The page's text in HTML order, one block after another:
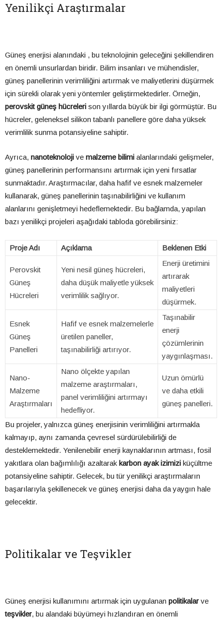
Yenilikçi Araştırmalar
Güneş enerjisi alanındaki , bu teknolojinin geleceğini şekillendiren
en önemli unsurlardan biridir. Bilim insanları ve mühendisler,
güneş panellerinin verimliliğini artırmak ve maliyetlerini düşürmek
için sürekli olarak yeni yöntemler geliştirmektedirler. Örneğin,
perovskit güneş hücreleri son yıllarda büyük bir ilgi görmüştür. Bu
hücreler, geleneksel silikon tabanlı panellere göre daha yüksek
verimlilik sunma potansiyeline sahiptir.
Ayrıca, nanoteknoloji ve malzeme bilimi alanlarındaki gelişmeler,
güneş panellerinin performansını artırmak için yeni fırsatlar
sunmaktadır. Araştırmacılar, daha hafif ve esnek malzemeler
kullanarak, güneş panellerinin taşınabilirliğini ve kullanım
alanlarını genişletmeyi hedeflemektedir. Bu bağlamda, yapılan
bazı yenilikçi projeleri aşağıdaki tabloda görebilirsiniz:
Proje Adı Açıklama Beklenen Etki
Perovskit
Güneş
Hücreleri
Yeni nesil güneş hücreleri,
daha düşük maliyetle yüksek
verimlilik sağlıyor.
Enerji üretimini
artırarak
maliyetleri
düşürmek.
Esnek
Güneş
Panelleri
Hafif ve esnek malzemelerle
üretilen paneller,
taşınabilirliği artırıyor.
Taşınabilir
enerji
çözümlerinin
yaygınlaşması.
Nano-
Malzeme
Araştırmaları
Nano ölçekte yapılan
malzeme araştırmaları,
panel verimliliğini artırmayı
hedefliyor.
Uzun ömürlü
ve daha etkili
güneş panelleri.
Bu projeler, yalnızca güneş enerjisinin verimliliğini artırmakla
kalmayıp, aynı zamanda çevresel sürdürülebilirliği de
desteklemektedir. Yenilenebilir enerji kaynaklarının artması, fosil
yakıtlara olan bağımlılığı azaltarak karbon ayak izimizi küçültme
potansiyeline sahiptir. Gelecek, bu tür yenilikçi araştırmaların
başarılarıyla şekillenecek ve güneş enerjisi daha da yaygın hale
gelecektir.
Politikalar ve Teşvikler
Güneş enerjisi kullanımını artırmak için uygulanan politikalarve
teşvikler, bu alandaki büyümeyi hızlandıran en önemli